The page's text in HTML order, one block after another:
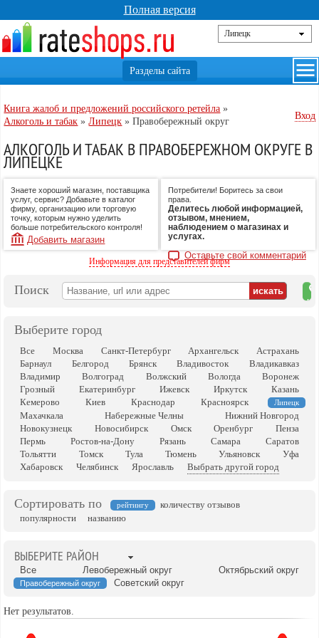
Полная версия
Книга жалоб и предложений российского ретейла »
Алкоголь и табак »Липецк »Правобережный округ
Вход
АЛКОГОЛЬ И ТАБАК В ПРАВОБЕРЕЖНОМ ОКРУГЕ В
ЛИПЕЦКЕ
Знаете хороший магазин, поставщика
услуг, сервис? Добавьте в каталог
фирму, организацию или торговую
точку, которым нужно уделить
больше потребительского контроля!
Добавить магазин
Потребители! Боритесь за свои
права.
Делитесь любой информацией,
отзывом, мнением,
наблюдением о магазинах и
услугах.
Оставьте свой комментарий
Информация для представителей фирм
Поиск
на
Выберите город
Все Москва Санкт-Петербург Архангельск
Астрахань
Барнаул
Белгород Брянск Владивосток
Владикавказ
Владимир
Волгоград Волжский Вологда
Воронеж
Грозный
Екатеринбург Ижевск Иркутск
Казань
Кемерово
Киев Краснодар Красноярск Липецк
Махачкала Набережные Челны
Нижний Новгород
Новокузнецк
Новосибирск Омск Оренбург
Пенза
Пермь
Ростов-на-Дону Рязань Самара
Саратов
Тольятти
Томск Тула Тюмень Ульяновск
Уфа
Хабаровск
Челябинск Ярославль Выбрать другой город
Сортировать по рейтингу
количеству отзывов
популярности
названию
ВЫБЕРИТЕ РАЙОН
Все Левобережный округ Октябрьский округ
Правобережный округ Советский округ
Нет результатов.